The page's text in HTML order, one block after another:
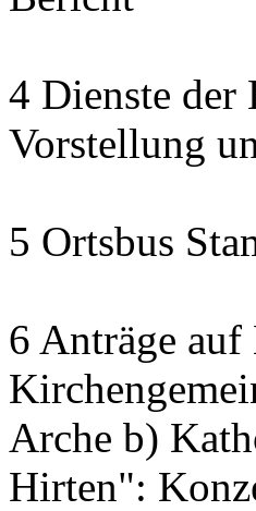
4 Dienste der
Vorstellung
5 Ortsbus
6 Anträge
Arche b)
Hirten":